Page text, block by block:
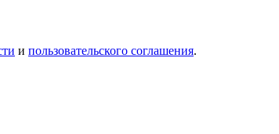
и пользовательского соглашения.